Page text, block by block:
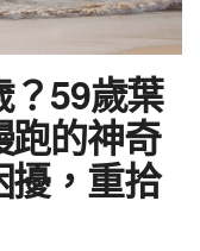
59歲葉
跑的神奇
擾，重拾